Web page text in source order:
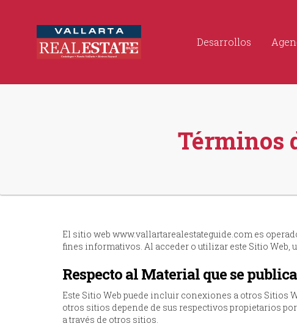
Desarrollos
Términos
El sitio web www.vallartarealestateguide.com es
fines informativos. Al acceder o utilizar este Sitio Web,
Respecto al Material que se
Este Sitio Web puede incluir conexiones a otros Sitios
otros sitios depende de sus respectivos propietarios
a través de otros sitios.